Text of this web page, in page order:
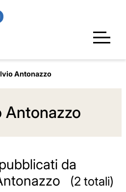
Antonazzo
Antonazzo
da
(2 totali)